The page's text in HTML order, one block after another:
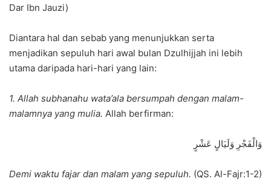
Dar Ibn Jauzi)
Diantara hal dan sebab yang menunjukkan serta
menjadikan sepuluh hari awal bulan Dzulhijjah ini lebih
utama daripada hari-hari yang lain:
1. Allah subhanahu wata’ala bersumpah dengan malam-
malamnya yang mulia. Allah berfirman:
وَالْفَجْرِ وَلَيَالٍ عَشْرٍ
Demi waktu fajar dan malam yang sepuluh. (QS. Al-Fajr:1-2)